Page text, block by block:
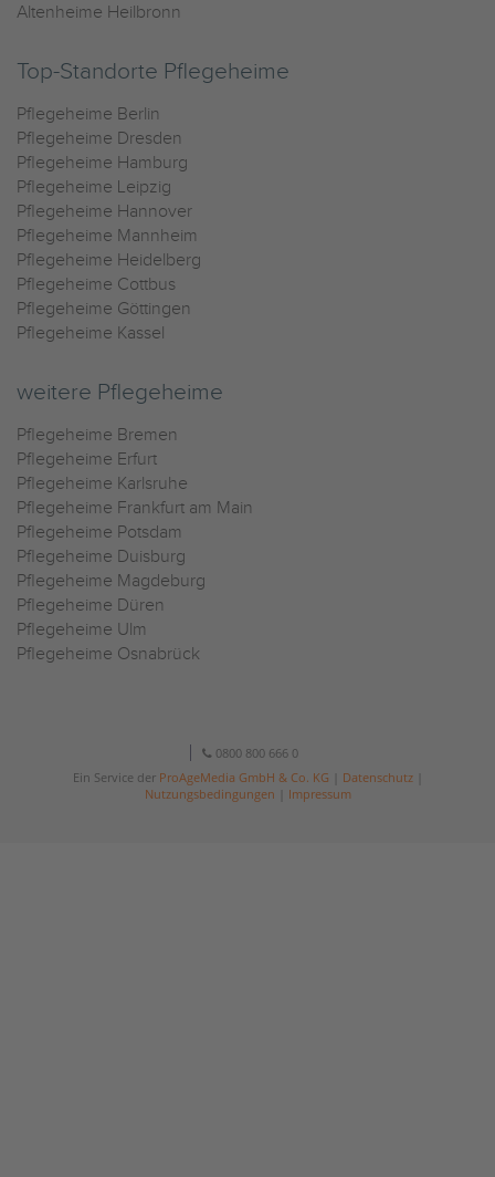
Altenheime Heilbronn
Top-Standorte Pflegeheime
Pflegeheime Berlin
Pflegeheime Dresden
Pflegeheime Hamburg
Pflegeheime Leipzig
Pflegeheime Hannover
Pflegeheime Mannheim
Pflegeheime Heidelberg
Pflegeheime Cottbus
Pflegeheime Göttingen
Pflegeheime Kassel
weitere Pflegeheime
Pflegeheime Bremen
Pflegeheime Erfurt
Pflegeheime Karlsruhe
Pflegeheime Frankfurt am Main
Pflegeheime Potsdam
Pflegeheime Duisburg
Pflegeheime Magdeburg
Pflegeheime Düren
Pflegeheime Ulm
Pflegeheime Osnabrück
0800 800 666 0
Ein Service der ProAgeMedia GmbH & Co. KG Datenschutz|
Nutzungsbedingungen
Impressum